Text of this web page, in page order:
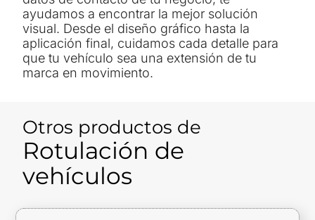
ayudamos a encontrar la mejor solución
visual. Desde el diseño gráfico hasta la
aplicación final, cuidamos cada detalle para
que tu vehículo sea una extensión de tu
marca en movimiento.
Otros productos de
Rotulación de
vehículos